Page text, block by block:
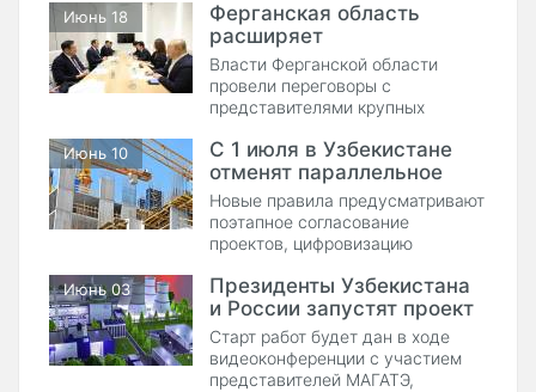
сетью метро.
Июнь 18
Ферганская область
расширяет
сотрудничество с
компаниями Южной Кореи
Власти Ферганской области
провели переговоры с
представителями крупных
обсудив строительство жилых
комплексов и реализацию новых
инвестиционных проектов в
регионе.
Июнь 10
С 1 июля в Узбекистане
отменят параллельное
проектирование и
строительство
Новые правила предусматривают
поэтапное согласование
проектов, цифровизацию
дополнительные меры контроля в
отрасли.
Июнь 03
Президенты Узбекистана
и России запустят проект
АЭС в Джизакской
области
Старт работ будет дан в ходе
видеоконференции с участием
представителей МАГАТЭ,